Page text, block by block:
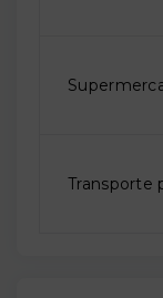
Transporte